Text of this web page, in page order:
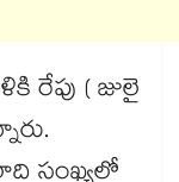
రేపు ( జులై